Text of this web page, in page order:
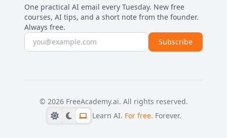
One practical AI email every Tuesday. New free
courses, AI tips, and a short note from the founder.
Always free.
Email address Subscribe
© 2026FreeAcademy.ai. All rights reserved.
Learn AI. For free. Forever.